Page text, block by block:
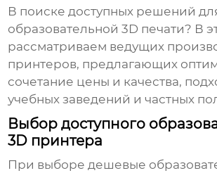
В поиске доступных решений
образовательной 3D печати? В
рассматриваем ведущих
принтеров, предлагающих
сочетание цены и качества,
учебных заведений и частных
Выбор доступного
3D принтера
При выборедешевые